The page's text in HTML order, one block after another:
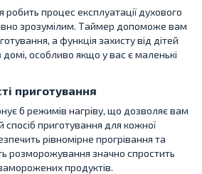
робить процес експлуатації духового
зрозумілим. Таймер допоможе вам
а функція захисту від дітей
особливо якщо у вас є маленькі
приготування
6 режимів нагріву, що дозволяє вам
приготування для кожної
рівномірне прогрівання та
розморожування значно спростить
продуктів.